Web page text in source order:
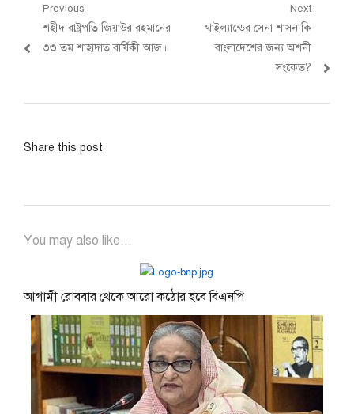
Post
navigation
Previous
Previous
post:
শহীদ রাষ্ট্রপতি জিয়াউর রহমানের
৩৩ তম শাহাদাত বার্ষিকী আজ।
Next
Next
post:
থাইল্যান্ডের সেনা শাসন কি
বাংলাদেশের জন্য অশনী
সংকেত?
Share this post
You may also like...
আগামী রোববার থেকে আরো কঠোর হবে বিএনপি